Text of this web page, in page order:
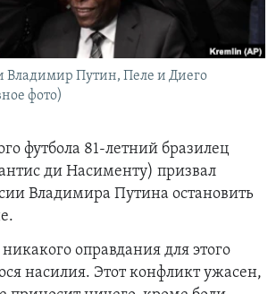
Азатутюн
Владимир Путин, Пеле и Диего
фото)
футбола 81-летний бразилец
ди Насименту) призвал
Владимира Путина остановить
оправдания для этого
насилия. Этот конфликт ужасен,